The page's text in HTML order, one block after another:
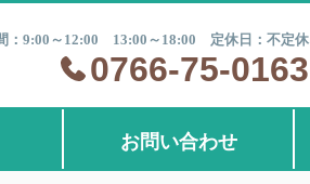
：9:00～12:00 13:00～18:00 定休日：不定休
0766-75-0163
お問い合わせ